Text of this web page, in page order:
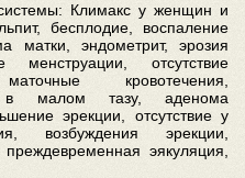
Климакс у женщин и
бесплодие, воспаление
матки, эндометрит, эрозия
отсутствие
кровотечения,
в малом тазу, аденома
эрекции, отсутствие у
возбуждения эрекции,
эякуляция,